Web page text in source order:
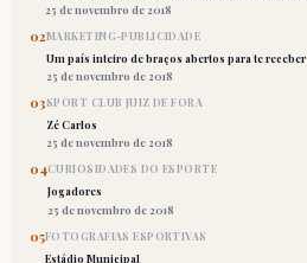
25 de novembro de 2018
02MARKETING-PUBLICIDADE
Um país inteiro de braços abertos para te receber
25 de novembro de 2018
03SPORT CLUB JUIZ DE FORA
Zé Carlos
25 de novembro de 2018
04CURIOSIDADES DO ESPORTE
Jogadores
25 de novembro de 2018
05FOTOGRAFIAS ESPORTIVAS
Estádio Municipal